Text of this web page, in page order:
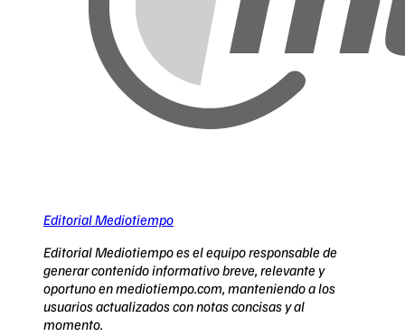
Editorial Mediotiempo
Editorial Mediotiempo es el equipo responsable de
generar contenido informativo breve, relevante y
oportuno en mediotiempo.com, manteniendo a los
usuarios actualizados con notas concisas y al
momento.